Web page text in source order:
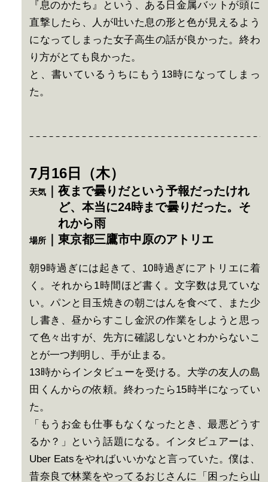
『息のかたち』という、ある日金属バットが頭に
直撃したら、人が吐いた息の形と色が見えるよう
になってしまった女子高生の話が良かった。終わ
り方がとても良かった。
と、書いているうちにもう13時になってしまっ
た。
7月16日（木）
天気
｜夜まで曇りだという予報だったけれ
ど、本当に24時まで曇りだった。そ
れから雨
場所 ｜東京都三鷹市中原のアトリエ
朝9時過ぎには起きて、10時過ぎにアトリエに着
く。それから1時間ほど書く。文字数は見ていな
い。パンと目玉焼きの朝ごはんを食べて、また少
し書き、昼からすこし金沢の作業をしようと思っ
て色々出すが、先方に確認しないとわからないこ
とが一つ判明し、手が止まる。
13時からインタビューを受ける。大学の友人の島
田くんからの依頼。終わったら15時半になってい
た。
「もうお金も仕事もなくなったとき、最悪どうす
るか？」という話題になる。インタビュアーは、
Uber Eatsをやればいいかなと言っていた。僕は、
昔奈良で林業をやってるおじさんに「困ったら山